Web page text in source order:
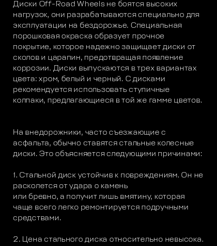
Диски Off-Road Wheels не боятся высоких
нагрузок, они разрабатываются специально для
эксплуатации на бездорожье. Специальная
порошковая окраска образует прочное
покрытие, которое надежно защищает диски от
сколов и царапин, предотвращая появление
коррозии. Диски выпускаются в трех вариантах
цвета: хром, белый и черный. С дисками
рекомендуется использовать ступичные
колпаки, предлагающиеся в той же гамме цветов.
На внедорожники, часто съезжающие с
асфальта, обычно ставятся стальные колесные
диски. Это объясняется следующими причинами:
1. Стальной диск устойчив к повреждениям. Он не
расколется от удара о камень
или бревно, а получит лишь вмятину, которая
чаще всего легко ремонтируется подручными
средствами.
2. Цена стального диска относительно невысока.